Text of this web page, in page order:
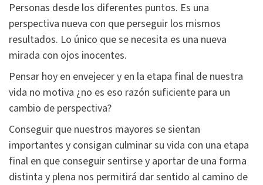
Personas desde los diferentes puntos. Es una
perspectiva nueva con que perseguir los mismos
resultados. Lo único que se necesita es una nueva
mirada con ojos inocentes.
Pensar hoy en envejecer y en la etapa final de nuestra
vida no motiva ¿no es eso razón suficiente para un
cambio de perspectiva?
Conseguir que nuestros mayores se sientan
importantes y consigan culminar su vida con una etapa
final en que conseguir sentirse y aportar de una forma
distinta y plena nos permitirá dar sentido al camino de